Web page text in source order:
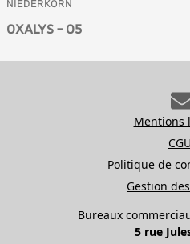
NIEDERKORN
OXALYS - O5
Mentions
CGU
Politique de
Gestion
Bureaux
5 rue